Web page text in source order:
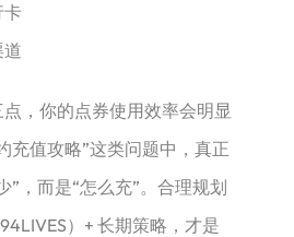
卡
，你的点券使用效率会明显
充值攻略”这类问题中，真正
”，而是“怎么充”。合理规划
）+ 长期策略，才是